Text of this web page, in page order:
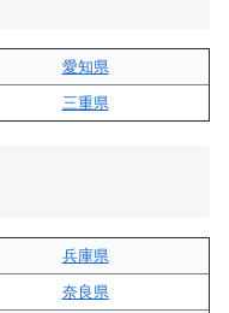
愛知県
三重県
兵庫県
奈良県